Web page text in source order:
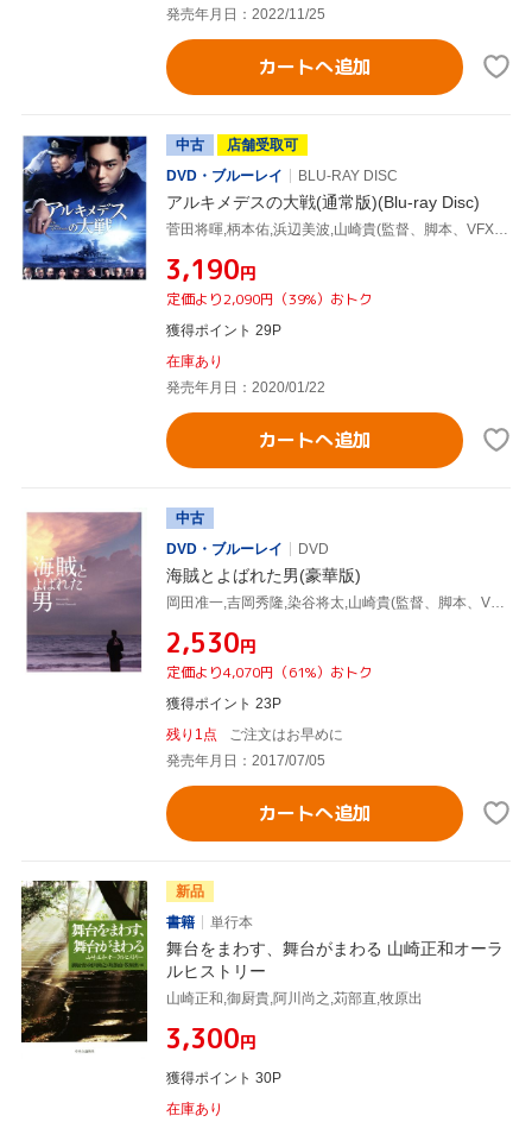
発売年月日：2022/11/25
カートへ追加
中古
店舗受取可
DVD・ブルーレイ
BLU-RAY DISC
アルキメデスの大戦(通常版)(Blu-ray Disc)
菅田将暉,柄本佑,浜辺美波,山崎貴(監督、脚本、VFX),三田紀房(原作)
¥3,190円
定価より2,090円（39%）おトク
獲得ポイント 29P
在庫あり
発売年月日：2020/01/22
カートへ追加
中古
DVD・ブルーレイ
DVD
海賊とよばれた男(豪華版)
岡田准一,吉岡秀隆,染谷将太,山崎貴(監督、脚本、VFX),百田尚樹(原作),佐藤直紀(音楽)
¥2,530円
定価より4,070円（61%）おトク
獲得ポイント 23P
残り1点
ご注文はお早めに
発売年月日：2017/07/05
カートへ追加
新品
書籍
単行本
舞台をまわす、舞台がまわる 山崎正和オーラ
ルヒストリー
山崎正和,御厨貴,阿川尚之,苅部直,牧原出
¥3,300円
獲得ポイント 30P
在庫あり